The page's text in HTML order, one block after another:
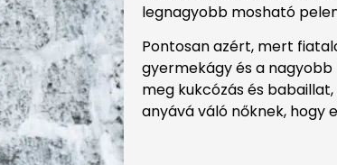
legnagyobb mosható
Pontosan azért, mert
gyermekágy és a
meg kukcózás és
anyává váló nőknek, hogy